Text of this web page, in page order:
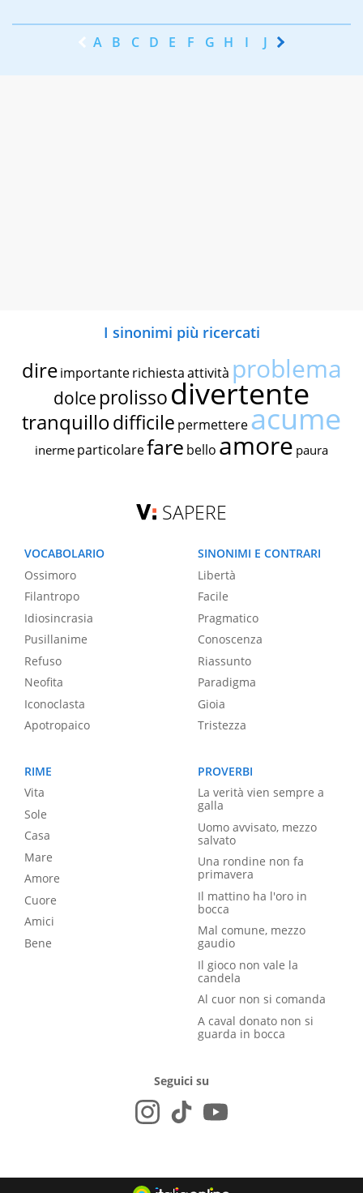
A B C D E F G H I J K
I sinonimi più ricercati
dire importante richiestaattività problema
dolce prolissodivertente
tranquillodifficile permettereacume
inerme particolarefare bello amore paura
SAPERE
VOCABOLARIO
Ossimoro
Filantropo
Idiosincrasia
Pusillanime
Refuso
Neofita
Iconoclasta
Apotropaico
SINONIMI E CONTRARI
Libertà
Facile
Pragmatico
Conoscenza
Riassunto
Paradigma
Gioia
Tristezza
RIME
Vita
Sole
Casa
Mare
Amore
Cuore
Amici
Bene
PROVERBI
La verità vien sempre a
galla
Uomo avvisato, mezzo
salvato
Una rondine non fa
primavera
Il mattino ha l'oro in
bocca
Mal comune, mezzo
gaudio
Il gioco non vale la
candela
Al cuor non si comanda
A caval donato non si
guarda in bocca
Seguici su